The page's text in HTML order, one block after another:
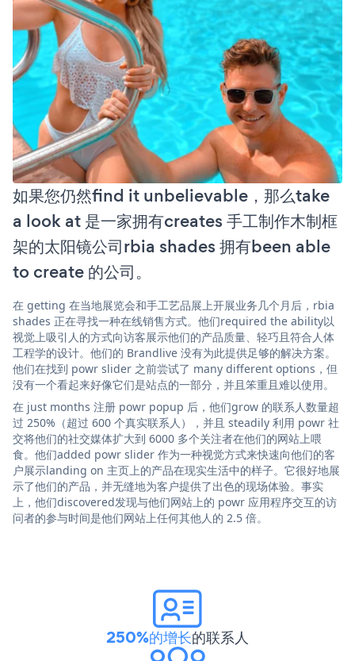
如果您仍然find it unbelievable，那么take
a look at 是一家拥有creates 手工制作木制框
架的太阳镜公司rbia shades 拥有been able
to create 的公司。
在 getting 在当地展览会和手工艺品展上开展业务几个月后，rbia
shades 正在寻找一种在线销售方式。他们required the ability以
视觉上吸引人的方式向访客展示他们的产品质量、轻巧且符合人体
工程学的设计。他们的 Brandlive 没有为此提供足够的解决方案。
他们在找到 powr slider 之前尝试了 many different options，但
没有一个看起来好像它们是站点的一部分，并且笨重且难以使用。
在 just months 注册 powr popup 后，他们grow 的联系人数量超
过 250%（超过 600 个真实联系人），并且 steadily 利用 powr 社
交将他们的社交媒体扩大到 6000 多个关注者在他们的网站上喂
食。他们added powr slider 作为一种视觉方式来快速向他们的客
户展示landing on 主页上的产品在现实生活中的样子。它很好地展
示了他们的产品，并无缝地为客户提供了出色的现场体验。事实
上，他们discovered发现与他们网站上的 powr 应用程序交互的访
问者的参与时间是他们网站上任何其他人的 2.5 倍。
250%的增长的联系人